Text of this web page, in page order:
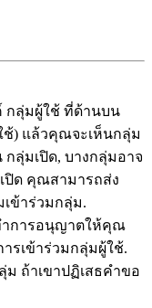
กลุ่มผู้ใช้ ที่ด้านบน
) แล้วคุณจะเห็นกลุ่ม
ลุ่มเปิด, บางกลุ่มอาจ
ปิด คุณสามารถส่ง
ข้าร่วมกลุ่ม.
ำการอนุญาตให้คุณ
ารเข้าร่วมกลุ่มผู้ใช้.
ม ถ้าเขาปฏิเสธคำขอ